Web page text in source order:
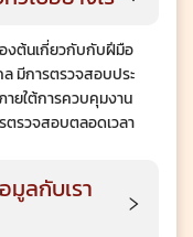
งต้นเกี่ยวกับกับฝีมือ
มีการตรวจสอบประ
ยใต้การควบคุมงาน
รวจสอบตลอดเวลา
มูลกับเรา